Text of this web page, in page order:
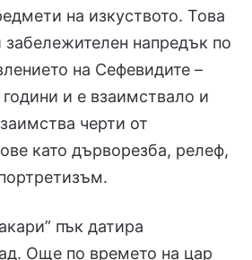
на изкуството. Това
напредък по
на Сефевидите –
и е взаимствало и
черти от
като дърворезба, релеф,
пък датира
Още по времето на цар